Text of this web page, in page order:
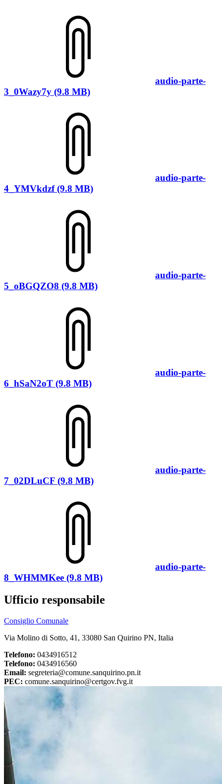
audio-parte-
3_0Wazy7y (9.8 MB)
audio-parte-
4_YMVkdzf (9.8 MB)
audio-parte-
5_oBGQZO8 (9.8 MB)
audio-parte-
6_hSaN2oT (9.8 MB)
audio-parte-
7_02DLuCF (9.8 MB)
audio-parte-
8_WHMMKee (9.8 MB)
Ufficio responsabile
Consiglio Comunale
Via Molino di Sotto, 41, 33080 San Quirino PN, Italia
Telefono: 0434916512
Telefono: 0434916560
Email: segreteria@comune.sanquirino.pn.it
PEC: comune.sanquirino@certgov.fvg.it